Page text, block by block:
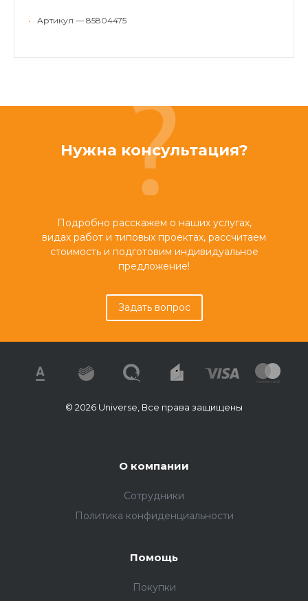
• Артикул — 85804475
Нужна консультация?
Подробно расскажем о наших услугах,
видах работ и типовых проектах, рассчитаем
стоимость и подготовим индивидуальное
предложение!
Задать вопрос
© 2026 Universe, Все права защищены
О компании
Сотрудники
Политика конфиденциальности
Помощь
Покупки